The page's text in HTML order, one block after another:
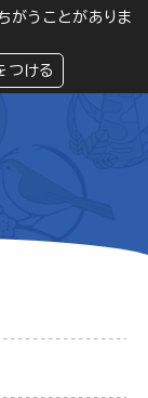
がうことがありま
つける
緊急情報